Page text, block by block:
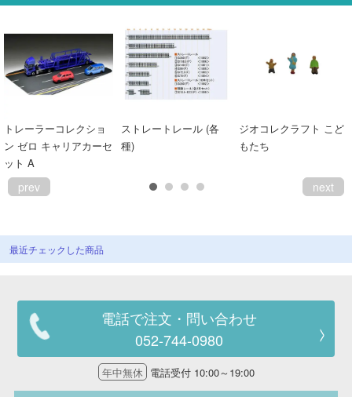
トレーラーコレクショ
ン ゼロ キャリアカーセ
ット A
ストレートレール (各
種)
ジオコレクラフト こど
もたち
prev next
最近チェックした商品
電話で注文・問い合わせ
052-744-0980
年中無休 電話受付 10:00～19:00